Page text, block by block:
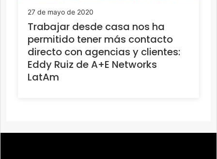
27 de mayo de 2020
Trabajar desde casa nos ha
permitido tener más contacto
directo con agencias y clientes:
Eddy Ruiz de A+E Networks
LatAm